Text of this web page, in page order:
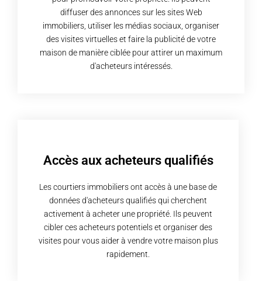
diffuser des annonces sur les sites Web
immobiliers, utiliser les médias sociaux, organiser
des visites virtuelles et faire la publicité de votre
maison de manière ciblée pour attirer un maximum
d'acheteurs intéressés.
Accès aux acheteurs qualifiés
Les courtiers immobiliers ont accès à une base de
données d'acheteurs qualifiés qui cherchent
activement à acheter une propriété. Ils peuvent
cibler ces acheteurs potentiels et organiser des
visites pour vous aider à vendre votre maison plus
rapidement.